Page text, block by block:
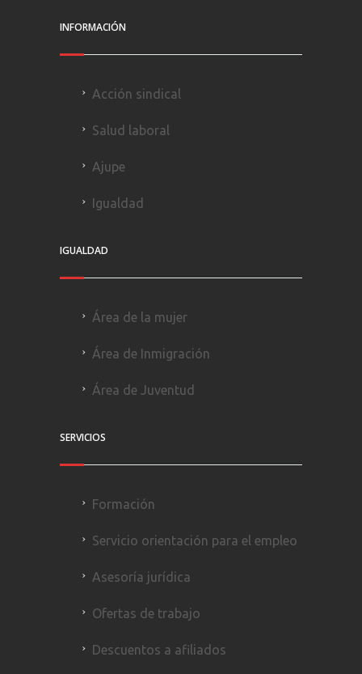
INFORMACIÓN
Acción sindical
Salud laboral
Ajupe
Igualdad
IGUALDAD
Área de la mujer
Área de Inmigración
Área de Juventud
SERVICIOS
Formación
Servicio orientación para el empleo
Asesoría jurídica
Ofertas de trabajo
Descuentos a afiliados